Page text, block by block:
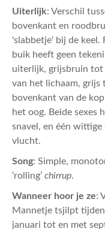
Uiterlijk: Verschil
bovenkant en
'slabbetje' bij de keel.
buik heeft geen
uiterlijk, grijsbruin tot
van het lichaam, grijs
bovenkant van de
het oog. Beide sexes
snavel, en één
vlucht.
Song: Simple,
‘rolling’ chirrup.
Wanneer hoor je ze:
Mannetje tsjilpt
januari tot en met